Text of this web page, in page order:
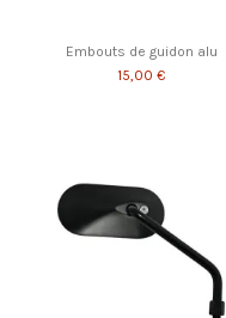
Embouts de guidon alu
15,00 €